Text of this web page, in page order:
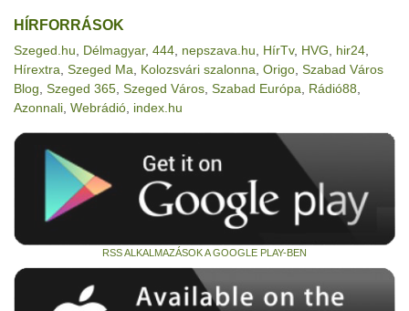
HÍRFORRÁSOK
Szeged.hu Délmagyar, 444 nepszava.hu HírTv, HVG hir24
Hírextra Szeged Ma Kolozsvári szalonna Origo Szabad Város
Blog Szeged 365 Szeged Város Szabad Európa Rádió88
Azonnali Webrádió index.hu
RSS ALKALMAZÁSOK A GOOGLE PLAY-BEN